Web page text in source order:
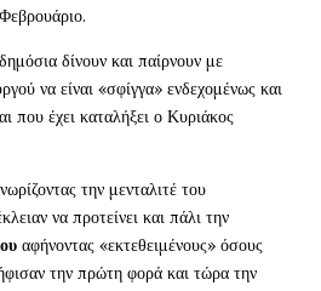
δίνουν και παίρνουν με
να είναι «σφίγγα» ενδεχομένως και
που έχει καταλήξει ο Κυριάκος
την μενταλιτέ του
να προτείνει και πάλι την
αφήνοντας «εκτεθειμένους» όσους
την πρώτη φορά και τώρα την